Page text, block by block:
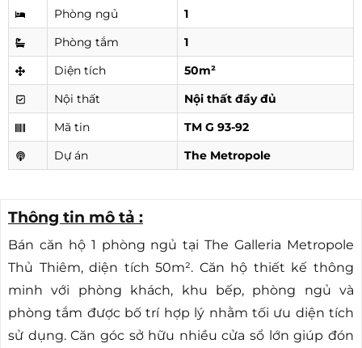
Phòng ngủ
1
Phòng tắm
1
Diện tích
50m²
Nội thất
Nội thất đầy đủ
Mã tin
TM G 93-92
Dự án
The Metropole
Thông tin mô tả :
Bán căn hộ 1 phòng ngủ tại The Galleria Metropole
Thủ Thiêm, diện tích 50m². Căn hộ thiết kế thông
minh với phòng khách, khu bếp, phòng ngủ và
phòng tắm được bố trí hợp lý nhằm tối ưu diện tích
sử dụng. Căn góc sở hữu nhiều cửa sổ lớn giúp đón